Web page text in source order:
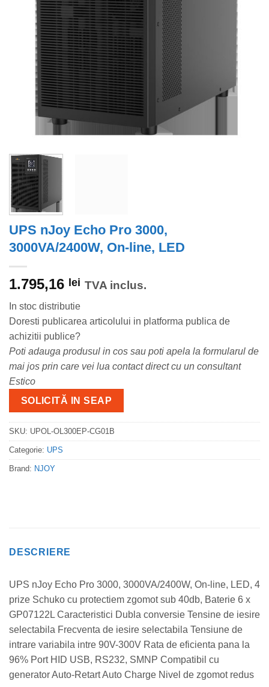
UPS nJoy Echo Pro 3000,
3000VA/2400W, On-line, LED
1.795,16 lei TVA inclus.
In stoc distributie
Doresti publicarea articolului in platforma publica de
achizitii publice?
Poti adauga produsul in cos sau poti apela la formularul de
mai jos prin care vei lua contact direct cu un consultant
Estico
SOLICITĂ IN SEAP
SKU: UPOL-OL300EP-CG01B
Categorie: UPS
Brand: NJOY
DESCRIERE
UPS nJoy Echo Pro 3000, 3000VA/2400W, On-line, LED, 4
prize Schuko cu protectiem zgomot sub 40db, Baterie 6 x
GP07122L Caracteristici Dubla conversie Tensine de iesire
selectabila Frecventa de iesire selectabila Tensiune de
intrare variabila intre 90V-300V Rata de eficienta pana la
96% Port HID USB, RS232, SMNP Compatibil cu
generator Auto-Retart Auto Charge Nivel de zgomot redus